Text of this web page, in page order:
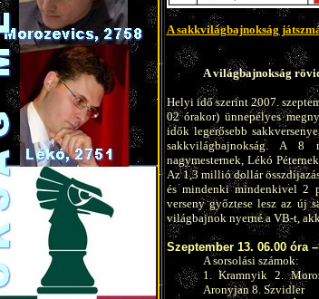
A sakkvilágbajnokság
A világbajnokság
Helyi idő szerint 2007.
02 órakor) ünnepélyes
idők legerősebb
sakkvilágbajnokság. A 8
nagymesternek, Lékó
Az 1,3 millió dollár
és mindenki mindenkivel 2
verseny győztese lesz az új
világbajnok nyerné a VB-t,
Szeptember 13. 06.00 óra
A sorsolási számok:
1. Kramnyik 2.
Aronyjan 8. Szvidler